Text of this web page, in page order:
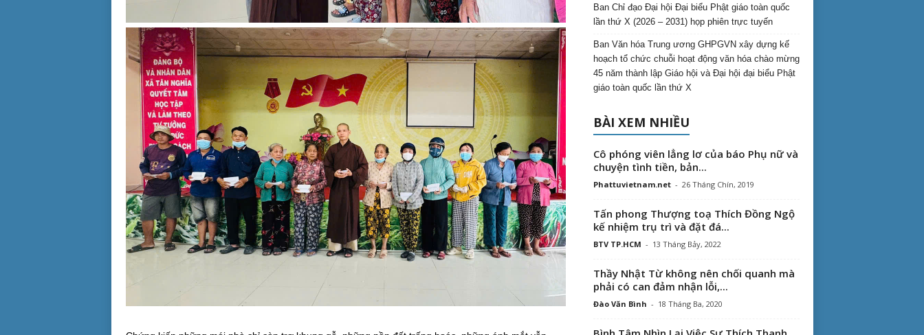
Ban Chỉ đạo Đại hội Đại biểu Phật giáo toàn quốc
lần thứ X (2026 – 2031) họp phiên trực tuyến
Ban Văn hóa Trung ương GHPGVN xây dựng kế
hoạch tổ chức chuỗi hoạt động văn hóa chào mừng
45 năm thành lập Giáo hội và Đại hội đại biểu Phật
giáo toàn quốc lần thứ X
BÀI XEM NHIỀU
Cô phóng viên lẳng lơ của báo Phụ nữ và
chuyện tình tiền, bản...
Phattuvietnam.net - 26 Tháng Chín, 2019
Tấn phong Thượng toạ Thích Đồng Ngộ
kế nhiệm trụ trì và đặt đá...
BTV TP.HCM - 13 Tháng Bảy, 2022
Thầy Nhật Từ không nên chối quanh mà
phải có can đảm nhận lỗi,...
Đào Văn Bình - 18 Tháng Ba, 2020